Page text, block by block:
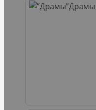
Драмы